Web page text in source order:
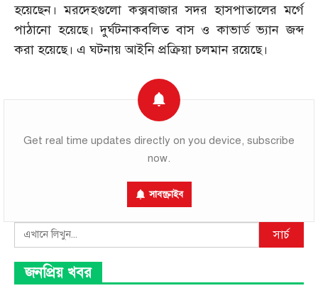
হয়েছেন। মরদেহগুলো কক্সবাজার সদর হাসপাতালের মর্গে
পাঠানো হয়েছে। দুর্ঘটনাকবলিত বাস ও কাভার্ড ভ্যান জব্দ
করা হয়েছে। এ ঘটনায় আইনি প্রক্রিয়া চলমান রয়েছে।
Get real time updates directly on you device, subscribe
now.
সাবস্ক্রাইব
Search সার্চ
জনপ্রিয় খবর